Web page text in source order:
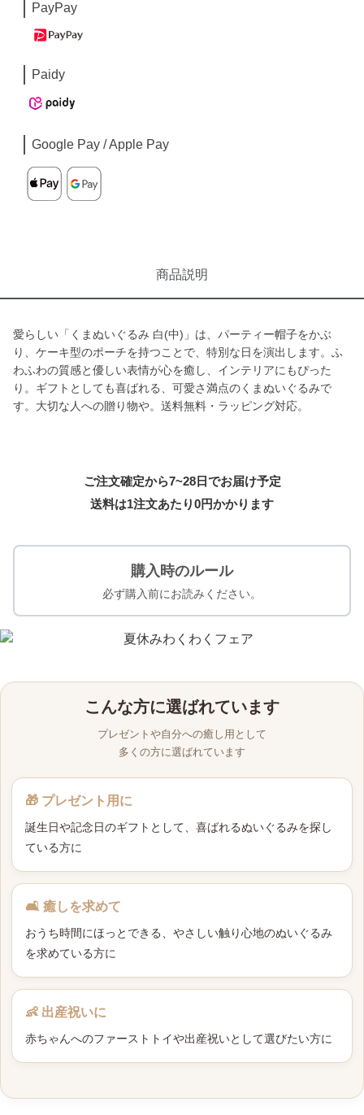
PayPay
Paidy
Google Pay / Apple Pay
商品説明
愛らしい「くまぬいぐるみ 白(中)」は、パーティー帽子をかぶ
り、ケーキ型のポーチを持つことで、特別な日を演出します。ふ
わふわの質感と優しい表情が心を癒し、インテリアにもぴった
り。ギフトとしても喜ばれる、可愛さ満点のくまぬいぐるみで
す。大切な人への贈り物や。送料無料・ラッピング対応。
ご注文確定から7~28日でお届け予定
送料は1注文あたり0円かかります
購入時のルール
必ず購入前にお読みください。
こんな方に選ばれています
プレゼントや自分への癒し用として
多くの方に選ばれています
🎁 プレゼント用に
誕生日や記念日のギフトとして、喜ばれるぬいぐるみを探し
ている方に
🛋 癒しを求めて
おうち時間にほっとできる、やさしい触り心地のぬいぐるみ
を求めている方に
👶 出産祝いに
赤ちゃんへのファーストトイや出産祝いとして選びたい方に